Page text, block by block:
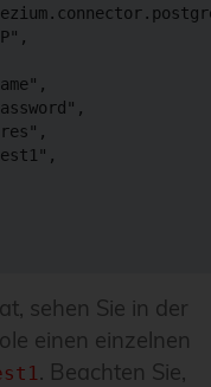
sehen Sie in der
einen einzelnen
. Beachten Sie,